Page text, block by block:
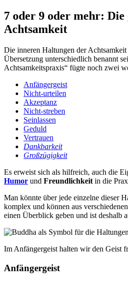
7 oder 9 oder mehr:
Achtsamkeit
Die inneren Haltungen der
Übersetzung unterschiedlich benannt
Achtsamkeitspraxis“ fügte noch zwei
Anfängergeist
Nicht-urteilen
Akzeptanz
Nicht-streben
Seinlassen
Geduld
Vertrauen
Dankbarkeit
Großzügigkeit
Es erweist sich als hilfreich, auch die
Humor und Freundlichkeit in die
Man könnte über jede einzelne dieser
komplex und können aus
einen Überblick geben und ist deshalb
Im Anfängergeist halten wir den Geist
Anfängergeist